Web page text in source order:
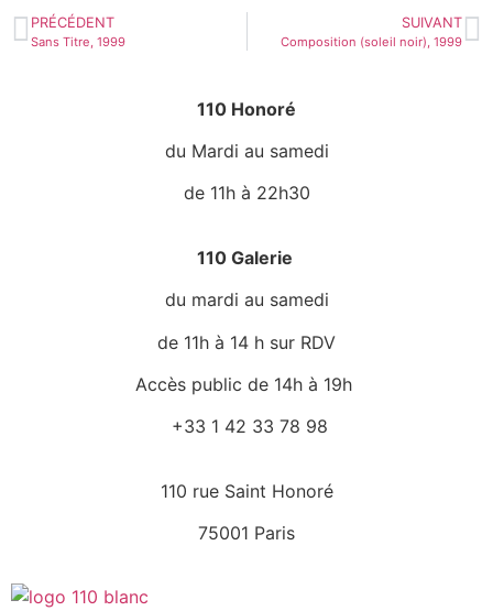
PRÉCÉDENT
Sans Titre, 1999
SUIVANT
Composition (soleil noir), 1999
110 Honoré
du Mardi au samedi
de 11h à 22h30
110 Galerie
du mardi au samedi
de 11h à 14 h sur RDV
Accès public de 14h à 19h
+33 1 42 33 78 98
110 rue Saint Honoré
75001 Paris